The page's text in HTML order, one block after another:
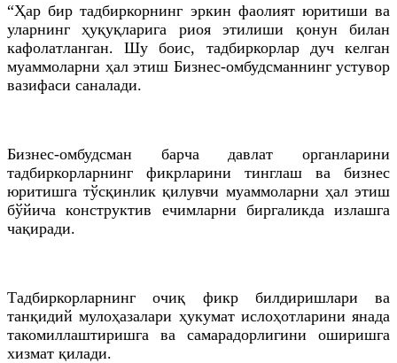
“Ҳар бир тадбиркорнинг эркин фаолият юритиши ва
уларнинг ҳуқуқларига риоя этилиши қонун билан
кафолатланган. Шу боис, тадбиркорлар дуч келган
муаммоларни ҳал этиш Бизнес-омбудсманнинг устувор
вазифаси саналади.
Бизнес-омбудсман барча давлат органларини
тадбиркорларнинг фикрларини тинглаш ва бизнес
юритишга тўсқинлик қилувчи муаммоларни ҳал этиш
бўйича конструктив ечимларни биргаликда излашга
чақиради.
Тадбиркорларнинг очиқ фикр билдиришлари ва
танқидий мулоҳазалари ҳукумат ислоҳотларини янада
такомиллаштиришга ва самарадорлигини оширишга
хизмат қилади.